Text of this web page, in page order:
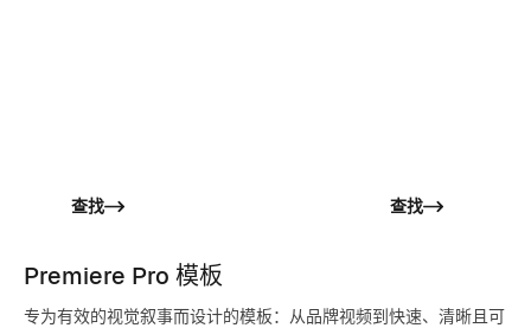
查找 查找
Premiere Pro 模板
专为有效的视觉叙事而设计的模板：从品牌视频到快速、清晰且可